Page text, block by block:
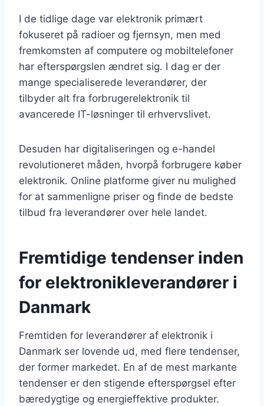
I de tidlige dage var elektronik primært
fokuseret på radioer og fjernsyn, men med
fremkomsten af computere og mobiltelefoner
har efterspørgslen ændret sig. I dag er der
mange specialiserede leverandører, der
tilbyder alt fra forbrugerelektronik til
avancerede IT-løsninger til erhvervslivet.
Desuden har digitaliseringen og e-handel
revolutioneret måden, hvorpå forbrugere køber
elektronik. Online platforme giver nu mulighed
for at sammenligne priser og finde de bedste
tilbud fra leverandører over hele landet.
Fremtidige tendenser inden
for elektronikleverandører i
Danmark
Fremtiden for leverandører af elektronik i
Danmark ser lovende ud, med flere tendenser,
der former markedet. En af de mest markante
tendenser er den stigende efterspørgsel efter
bæredygtige og energieffektive produkter.